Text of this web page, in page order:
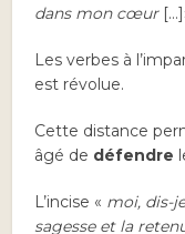
dans mon cœur
Les verbes à
est révolue.
Cette distance
âgé de défendre
L’incise « moi, dis-
sagesse et la